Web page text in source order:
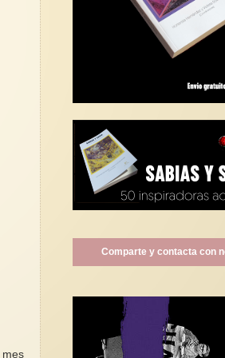
mes
Comparte y contacta con